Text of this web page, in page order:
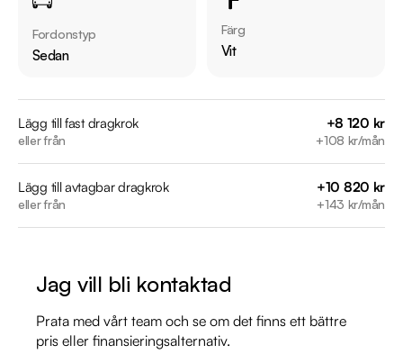
  - Adaptiv farthållare
  - Apple CarPlay & Android Auto
  - Keyless system
Övrig information om bilen:
Årsskatt: Endast 2098 kr
Möjlighet till 12-60 månaders garanti
Servicehistorik:
Fordonstyp
Sedan
Färg
Vit
Lägg till fast dragkrok
eller från
+8 120 kr
+108 kr/mån
Lägg till avtagbar dragkrok
eller från
+10 820 kr
+143 kr/mån
Jag vill bli kontaktad
Prata med vårt team och se om det finns ett bättre
pris eller finansieringsalternativ.